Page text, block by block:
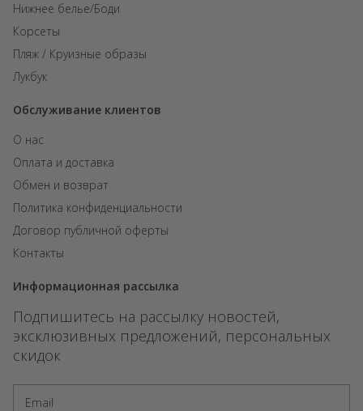
Нижнее белье/Боди
Корсеты
Пляж / Круизные образы
Лукбук
Обслуживание клиентов
О нас
Оплата и доставка
Обмен и возврат
Политика конфиденциальности
Договор публичной оферты
Контакты
Информационная рассылка
Подпишитесь на рассылку новостей,
эксклюзивных предложений, персональных
скидок